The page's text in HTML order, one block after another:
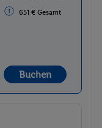
651 € Gesamt
Buchen